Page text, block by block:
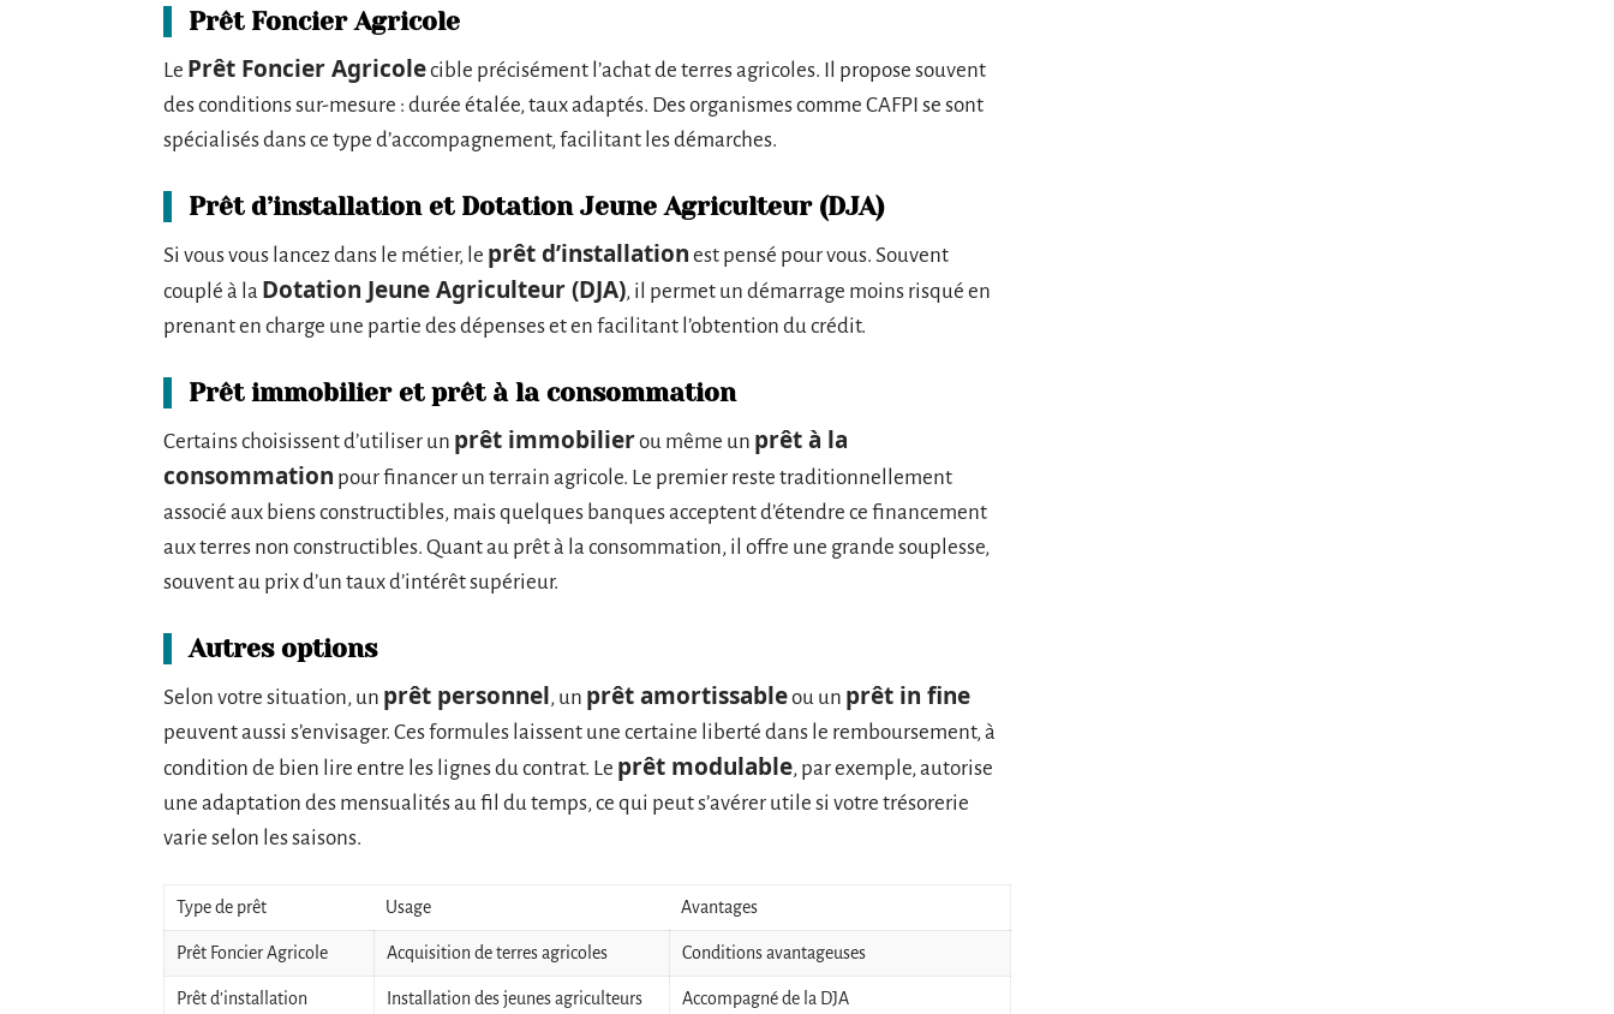
Prêt Foncier Agricole
Le Prêt Foncier Agricolecible précisément l’achat de terres agricoles. Il propose souvent
des conditions sur-mesure : durée étalée, taux adaptés. Des organismes comme CAFPI se sont
spécialisés dans ce type d’accompagnement, facilitant les démarches.
Prêt d’installation et Dotation Jeune Agriculteur (DJA)
Si vous vous lancez dans le métier, le prêt d’installation est pensé pour vous. Souvent
couplé à la Dotation Jeune Agriculteur (DJA), il permet un démarrage moins risqué en
prenant en charge une partie des dépenses et en facilitant l’obtention du crédit.
Prêt immobilier et prêt à la consommation
Certains choisissent d’utiliser un prêt immobilierou même un prêt à la
consommation pour financer un terrain agricole. Le premier reste traditionnellement
associé aux biens constructibles, mais quelques banques acceptent d’étendre ce financement
aux terres non constructibles. Quant au prêt à la consommation, il offre une grande souplesse,
souvent au prix d’un taux d’intérêt supérieur.
Autres options
Selon votre situation, un prêt personnel, un prêt amortissableou un prêt in fine
peuvent aussi s’envisager. Ces formules laissent une certaine liberté dans le remboursement, à
condition de bien lire entre les lignes du contrat. Le prêt modulable, par exemple, autorise
une adaptation des mensualités au fil du temps, ce qui peut s’avérer utile si votre trésorerie
varie selon les saisons.
Type de prêt Usage Avantages
Prêt Foncier Agricole Acquisition de terres agricoles Conditions avantageuses
Prêt d’installation Installation des jeunes agriculteurs Accompagné de la DJA